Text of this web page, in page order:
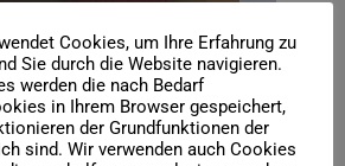
Cookies, um Ihre Erfahrung zu
Sie durch die Website navigieren.
werden die nach Bedarf
in Ihrem Browser gespeichert,
der Grundfunktionen der
sind. Wir verwenden auch Cookies